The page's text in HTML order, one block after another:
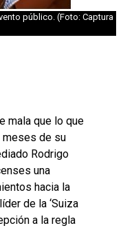
público. (Foto: Captura
mala que lo que
meses de su
Rodrigo
una
hacia la
de la ‘Suiza
a la regla